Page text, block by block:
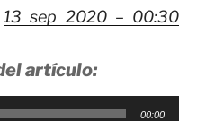
13 sep 2020 – 00:30
artículo:
00:00